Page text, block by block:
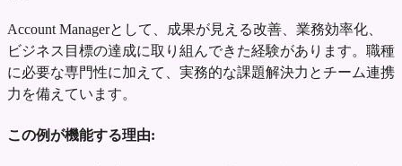
Account Managerとして、成果が見える改善、業務効率化、
ビジネス目標の達成に取り組んできた経験があります。職種
に必要な専門性に加えて、実務的な課題解決力とチーム連携
力を備えています。
この例が機能する理由: